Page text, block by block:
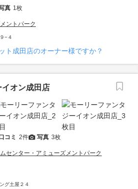
真 1枚
ントパーク
−４
ト成田店のオーナー様ですか？
オン成田店
コミ 2件 写真 3枚
センター・アミューズメントパーク
グ土屋２４